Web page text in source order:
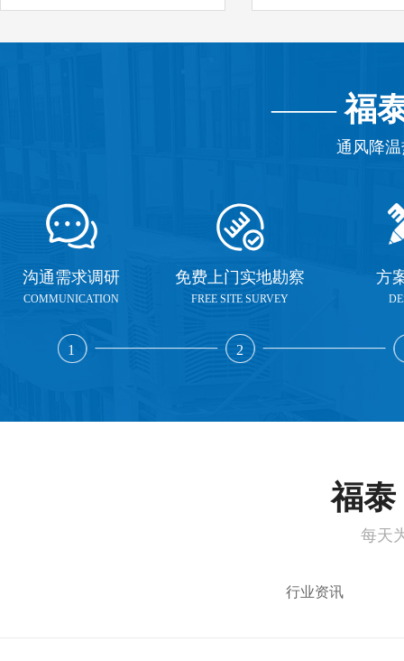
——福
通风降
沟通需求调研
COMMUNICATION
1
免费上门实地勘察
FREE SITE SURVEY
2
方
福泰
每天
行业资讯